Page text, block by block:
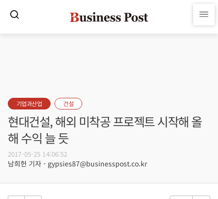
기업과산업 건설
현대건설, 해외 미착공 프로젝트 시작해 올
해 수익 늘 듯
2017-05-25 14:06:52
남희헌 기자 - gypsies87@businesspost.co.kr